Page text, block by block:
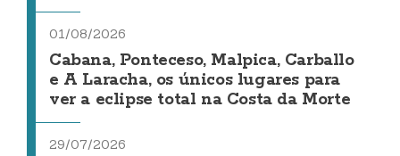
01/08/2026
Cabana, Ponteceso, Malpica, Carballo
e A Laracha, os únicos lugares para
ver a eclipse total na Costa da Morte
29/07/2026